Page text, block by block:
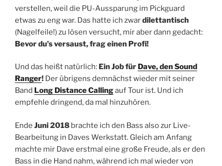
verstellen, weil die PU-Aussparung im Pickguard
etwas zu eng war. Das hatte ich zwardilettantisch
(Nagelfeile!) zu lösen versucht, mir aber dann gedacht:
Bevor du’s versaust, frag einen Profi!
Und das heißt natürlich: Ein Job für Dave, den Sound
Ranger! Der übrigens demnächst wieder mit seiner
Band Long Distance Callingauf Tour ist. Und ich
empfehle dringend, da mal hinzuhören.
Ende Juni 2018 brachte ich den Bass also zur Live-
Bearbeitung in Daves Werkstatt. Gleich am Anfang
machte mir Dave erstmal eine große Freude, als er den
Bass in die Hand nahm, während ich mal wieder von